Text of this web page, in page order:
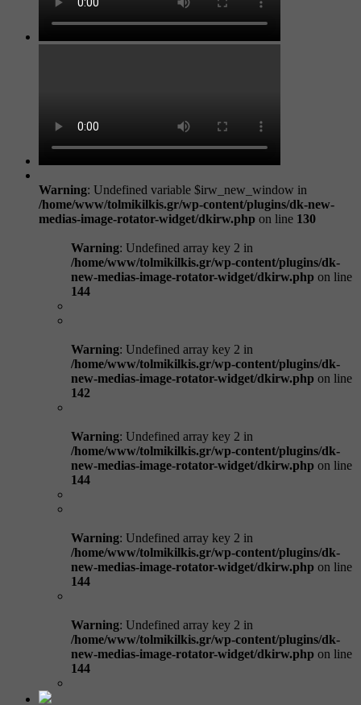
Warning: Undefined variable $irw_new_window in
/home/www/tolmikilkis.gr/wp-content/plugins/dk-new-
medias-image-rotator-widget/dkirw.php on line 130
Warning: Undefined array key 2 in
/home/www/tolmikilkis.gr/wp-content/plugins/dk-
new-medias-image-rotator-widget/dkirw.php on line
144
Warning: Undefined array key 2 in
/home/www/tolmikilkis.gr/wp-content/plugins/dk-
new-medias-image-rotator-widget/dkirw.php on line
142
Warning: Undefined array key 2 in
/home/www/tolmikilkis.gr/wp-content/plugins/dk-
new-medias-image-rotator-widget/dkirw.php on line
144
Warning: Undefined array key 2 in
/home/www/tolmikilkis.gr/wp-content/plugins/dk-
new-medias-image-rotator-widget/dkirw.php on line
144
Warning: Undefined array key 2 in
/home/www/tolmikilkis.gr/wp-content/plugins/dk-
new-medias-image-rotator-widget/dkirw.php on line
144